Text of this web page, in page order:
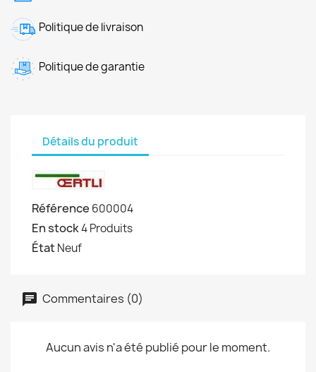
Politique de livraison
Politique de garantie
Détails du produit
Référence 600004
En stock4 Produits
ÉtatNeuf
Commentaires (0)
Aucun avis n'a été publié pour le moment.